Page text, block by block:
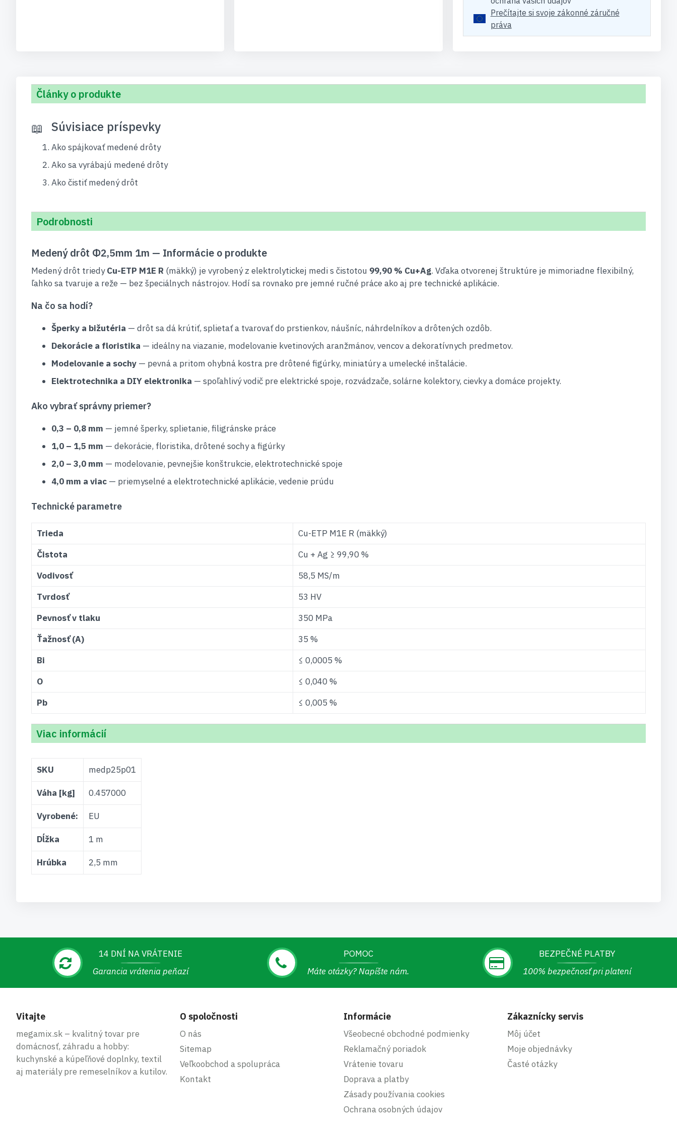
Prečítajte si svoje zákonné záručné
práva
Články o produkte
Súvisiace príspevky
Ako spájkovať medené drôty
Ako sa vyrábajú medené drôty
Ako čistiť medený drôt
Podrobnosti
Medený drôt Φ2,5mm 1m — Informácie o produkte
Medený drôt triedyCu-ETP M1E R (mäkký) je vyrobený z elektrolytickej medi s čistotou 99,90 % Cu+Ag. Vďaka otvorenej štruktúre je mimoriadne flexibilný,
ľahko sa tvaruje a reže — bez špeciálnych nástrojov. Hodí sa rovnako pre jemné ručné práce ako aj pre technické aplikácie.
Na čo sa hodí?
Šperky a bižutéria — drôt sa dá krútiť, splietať a tvarovať do prstienkov, náušníc, náhrdelníkov a drôtených ozdôb.
Dekorácie a floristika — ideálny na viazanie, modelovanie kvetinových aranžmánov, vencov a dekoratívnych predmetov.
Modelovanie a sochy — pevná a pritom ohybná kostra pre drôtené figúrky, miniatúry a umelecké inštalácie.
Elektrotechnika a DIY elektronika — spoľahlivý vodič pre elektrické spoje, rozvádzače, solárne kolektory, cievky a domáce projekty.
Ako vybrať správny priemer?
0,3 – 0,8 mm — jemné šperky, splietanie, filigránske práce
1,0 – 1,5 mm — dekorácie, floristika, drôtené sochy a figúrky
2,0 – 3,0 mm — modelovanie, pevnejšie konštrukcie, elektrotechnické spoje
4,0 mm a viac — priemyselné a elektrotechnické aplikácie, vedenie prúdu
Technické parametre
Trieda
Cu-ETP M1E R (mäkký)
Čistota
Cu + Ag ≥ 99,90 %
Vodivosť
58,5 MS/m
Tvrdosť
53 HV
Pevnosť v tlaku
350 MPa
Ťažnosť (A)
35 %
Bi
≤ 0,0005 %
O
≤ 0,040 %
Pb
≤ 0,005 %
Viac informácií
informácií
SKU medp25p01
Váha [kg] 0.457000
Vyrobené: EU
Dĺžka 1 m
Hrúbka 2,5 mm
14 DNÍ NA VRÁTENIE
Garancia vrátenia peňazí
POMOC
Máte otázky? Napíšte nám.
BEZPEČNÉ PLATBY
100% bezpečnosť pri platení
Vitajte
megamix.sk – kvalitný tovar pre
domácnosť, záhradu a hobby:
kuchynské a kúpeľňové doplnky, textil
aj materiály pre remeselníkov a kutilov.
O spoločnosti
O nás
Sitemap
Veľkoobchod a spolupráca
Kontakt
Informácie
Všeobecné obchodné podmienky
Reklamačný poriadok
Vrátenie tovaru
Doprava a platby
Zásady používania cookies
Ochrana osobných údajov
Zákaznícky servis
Môj účet
Moje objednávky
Časté otázky